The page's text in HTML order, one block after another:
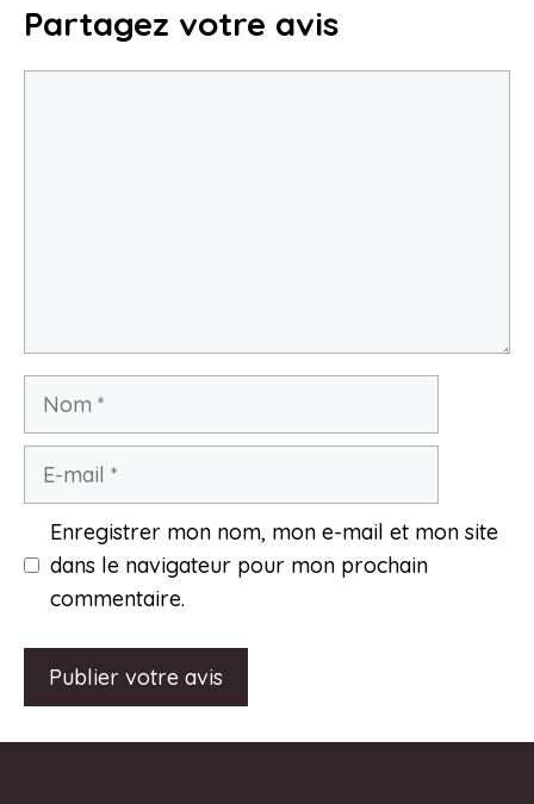
Partagez votre avis
Nom
Enregistrer mon nom, mon e-mail et mon site
dans le navigateur pour mon prochain
commentaire.